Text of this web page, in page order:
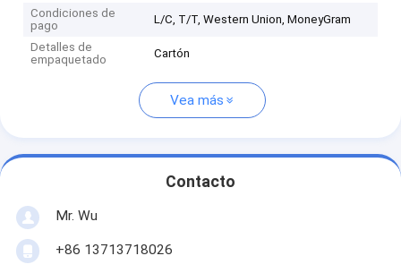
Condiciones de
pago
L/C, T/T, Western Union, MoneyGram
Detalles de
empaquetado
Cartón
Vea más
Contacto
Mr. Wu
+86 13713718026